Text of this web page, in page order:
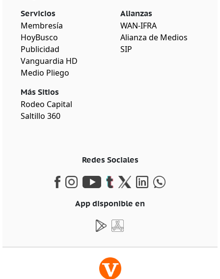
Servicios
Membresía
HoyBusco
Publicidad
Vanguardia HD
Medio Pliego
Más Sitios
Rodeo Capital
Saltillo 360
Alianzas
WAN-IFRA
Alianza de Medios
SIP
Redes Sociales
App disponible en